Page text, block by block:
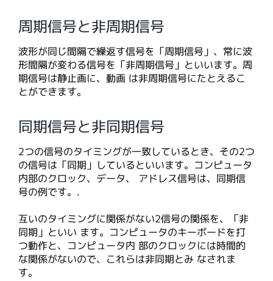
周期信号と非周期信号
波形が同じ間隔で繰返す信号を「周期信号」、常に波
形間隔が変わる信号を「非周期信号」といいます。周
期信号は静止画に、動画 は非周期信号にたとえるこ
とができます。
同期信号と非同期信号
2つの信号のタイミングが一致しているとき、その2つ
の信号は「同期」しているといいます。コンピュータ
内部のクロック、データ、 アドレス信号は、同期信
号の例です。.
互いのタイミングに関係がない2信号の関係を、「非
同期」といい ます。コンピュータのキーボードを打
つ動作と、コンピュータ内 部のクロックには時間的
な関係がないので、これらは非同期とみ なされま
す。